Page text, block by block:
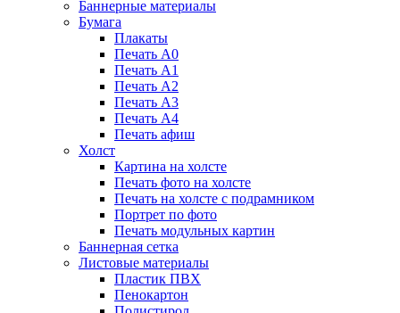
Баннерные материалы
Бумага
Плакаты
Печать А0
Печать А1
Печать А2
Печать А3
Печать А4
Печать афиш
Холст
Картина на холсте
Печать фото на холсте
Печать на холсте с подрамником
Портрет по фото
Печать модульных картин
Баннерная сетка
Листовые материалы
Пластик ПВХ
Пенокартон